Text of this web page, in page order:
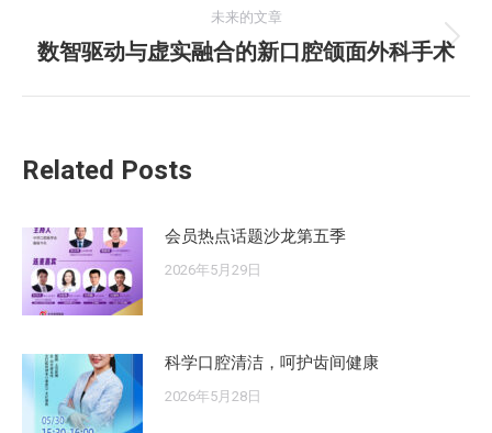
航
的
文
未来的文章
未
数智驱动与虚实融合的新口腔颌面外科手术
Related Posts
会员热点话题沙龙第五季
2026年5月29日
科学口腔清洁，呵护齿间健康
2026年5月28日